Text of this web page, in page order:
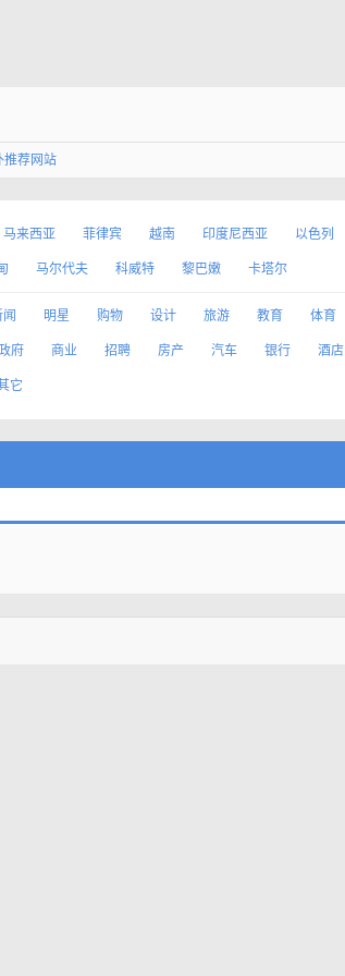
推荐网站
马来西亚 菲律宾 越南 印度尼西亚
以色列
马尔代夫 科威特 黎巴嫩 卡塔尔
明星 购物 设计 旅游 教育
体育
府 商业 招聘 房产 汽车 银行
酒店
它